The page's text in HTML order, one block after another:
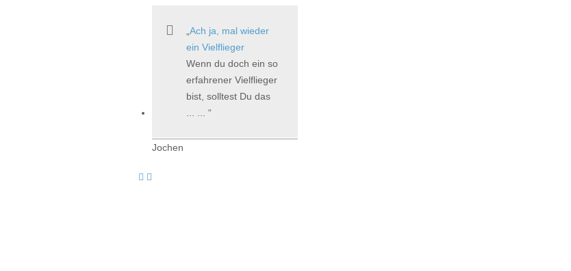
Ach ja, mal wieder
ein Vielflieger
Wenn du doch ein so
erfahrener Vielflieger
bist, solltest Du das
... ...
Jochen